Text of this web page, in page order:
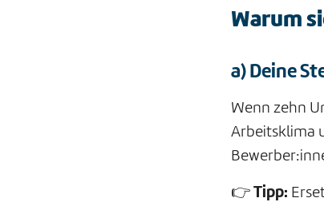
Warum
a) Deine
Wenn zehn
Arbeitsklima
👉Tipp: